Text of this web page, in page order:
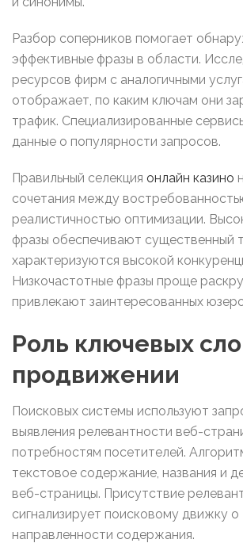
Разбор соперников помогает
эффективные фразы в области.
ресурсов фирм с аналогичными
отображает, по каким ключам они
трафик. Специализированные
данные о популярности запросов.
Правильный селекция онлайн казино
сочетания между
реалистичностью оптимизации.
фразы обеспечивают существенный
характеризуются высокой
Низкочастотные фразы проще
привлекают заинтересованных
Роль ключевых
продвижении
Поисковых системы используют
выявления релевантности веб-
потребностям посетителей.
текстовое содержание, названия и
веб-страницы. Присутствие
сигнализирует поисковому движку о
направленности содержания.